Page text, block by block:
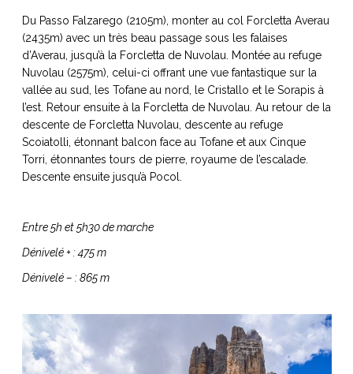
Du Passo Falzarego (2105m), monter au col Forcletta Averau
(2435m) avec un très beau passage sous les falaises
d’Averau, jusqu’à la Forcletta de Nuvolau. Montée au refuge
Nuvolau (2575m), celui-ci offrant une vue fantastique sur la
vallée au sud, les Tofane au nord, le Cristallo et le Sorapis à
l’est. Retour ensuite à la Forcletta de Nuvolau. Au retour de la
descente de Forcletta Nuvolau, descente au refuge
Scoiatolli, étonnant balcon face au Tofane et aux Cinque
Torri, étonnantes tours de pierre, royaume de l’escalade.
Descente ensuite jusqu’à Pocol.
Entre 5h et 5h30 de marche
Dénivelé + : 475 m
Dénivelé – : 865 m